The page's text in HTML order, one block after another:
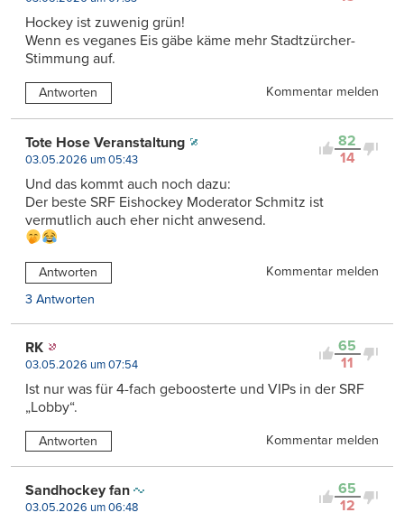
Hockey ist zuwenig grün!
Wenn es veganes Eis gäbe käme mehr Stadtzürcher-
Stimmung auf.
Antworten Kommentar melden
82
14
Tote Hose Veranstaltung
03.05.2026 um 05:43
Und das kommt auch noch dazu:
Der beste SRF Eishockey Moderator Schmitz ist
vermutlich auch eher nicht anwesend.
Antworten
Kommentar melden
3 Antworten
65
11
RK
03.05.2026 um 07:54
Ist nur was für 4-fach geboosterte und VIPs in der SRF
„Lobby“.
Antworten Kommentar melden
65
12
Sandhockey fan
03.05.2026 um 06:48